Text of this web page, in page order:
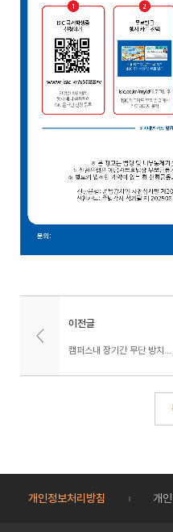
이전글
캠퍼스내 장기간 무단 방치된 개인형 이동수단 폐기 안내
개인정보처리방침 개